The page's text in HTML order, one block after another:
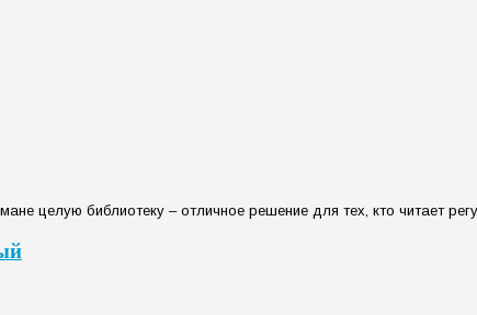
целую библиотеку – отличное решение для тех, кто читает